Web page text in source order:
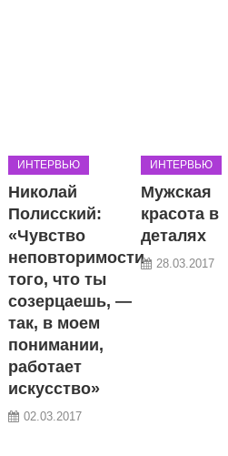
ИНТЕРВЬЮ
Николай
Полисский:
«Чувство
неповторимости
того, что ты
созерцаешь, —
так, в моем
понимании,
работает
искусство»
02.03.2017
ИНТЕРВЬЮ
Мужская
красота в
деталях
28.03.2017